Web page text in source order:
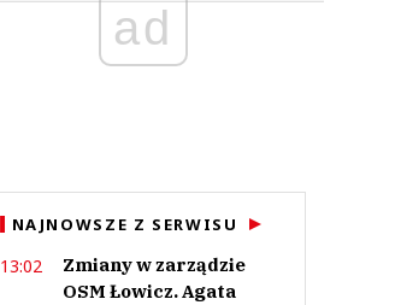
ad
NAJNOWSZE Z SERWISU
13:02
Zmiany w zarządzie
OSM Łowicz. Agata